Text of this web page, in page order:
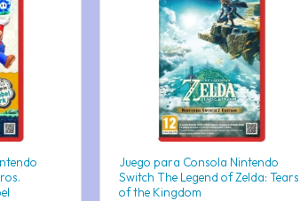
Juego para Consola Nintendo
Switch The Legend of Zelda: Tears
of the Kingdom